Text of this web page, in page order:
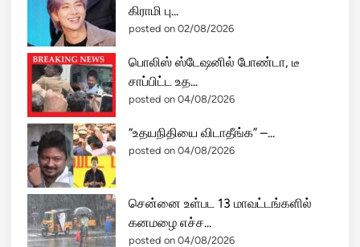
கிராமி பு...
posted on 02/08/2026
பொலிஸ் ஸ்டேஷனில் போண்டா, டீ
சாப்பிட்ட உத...
posted on 04/08/2026
“உதயநிதியை விடாதீங்க” –...
posted on 04/08/2026
சென்னை உள்பட 13 மாவட்டங்களில்
கனமழை எச்ச...
posted on 04/08/2026